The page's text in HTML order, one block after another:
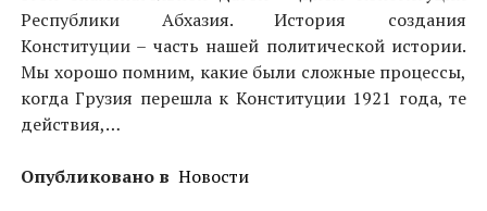
Республики Абхазия. История создания
Конституции – часть нашей политической истории.
Мы хорошо помним, какие были сложные процессы,
когда Грузия перешла к Конституции 1921 года, те
действия,…
Опубликовано в Новости